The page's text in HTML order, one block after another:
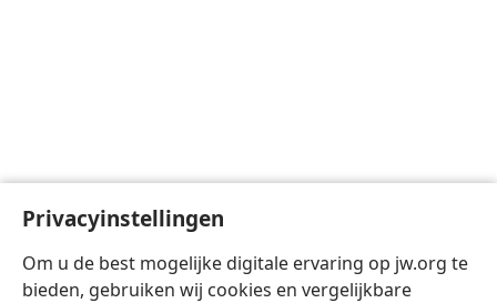
Privacyinstellingen
Om u de best mogelijke digitale ervaring op jw.org te
bieden, gebruiken wij cookies en vergelijkbare